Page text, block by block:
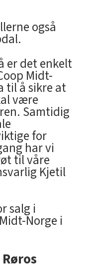
også
er det enkelt
Midt-
til å sikre at
være
Samtidig
for
har vi
til våre
Kjetil
salg i
Norge i